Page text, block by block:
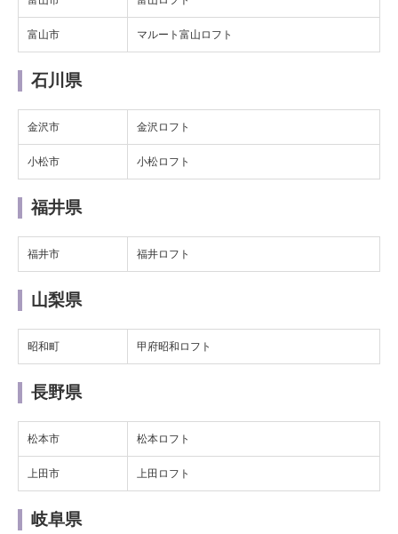
富山市 マルート富山ロフト
石川県
金沢市 金沢ロフト
小松市 小松ロフト
福井県
福井市 福井ロフト
山梨県
昭和町 甲府昭和ロフト
長野県
松本市 松本ロフト
上田市 上田ロフト
岐阜県